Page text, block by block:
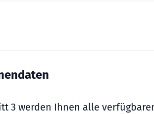
3 werden Ihnen alle